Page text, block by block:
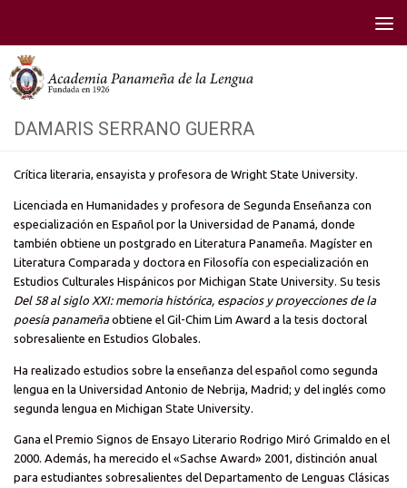
DAMARIS SERRANO GUERRA
Crítica literaria, ensayista y profesora de Wright State University.
Licenciada en Humanidades y profesora de Segunda Enseñanza con
especialización en Español por la Universidad de Panamá, donde
también obtiene un postgrado en Literatura Panameña. Magíster en
Literatura Comparada y doctora en Filosofía con especialización en
Estudios Culturales Hispánicos por Michigan State University. Su tesis
Del 58 al siglo XXI: memoria histórica, espacios y proyecciones de la
poesía panameña obtiene el Gil-Chim Lim Award a la tesis doctoral
sobresaliente en Estudios Globales.
Ha realizado estudios sobre la enseñanza del español como segunda
lengua en la Universidad Antonio de Nebrija, Madrid; y del inglés como
segunda lengua en Michigan State University.
Gana el Premio Signos de Ensayo Literario Rodrigo Miró Grimaldo en el
2000. Además, ha merecido el «Sachse Award» 2001, distinción anual
para estudiantes sobresalientes del Departamento de Lenguas Clásicas